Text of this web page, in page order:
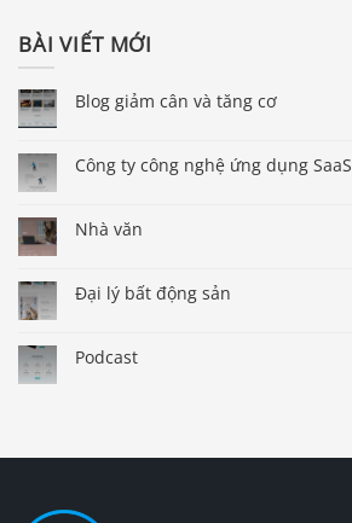
BÀI VIẾT MỚI
Blog giảm cân và tăng cơ
Công ty công nghệ ứng dụng SaaS
Nhà văn
Đại lý bất động sản
Podcast